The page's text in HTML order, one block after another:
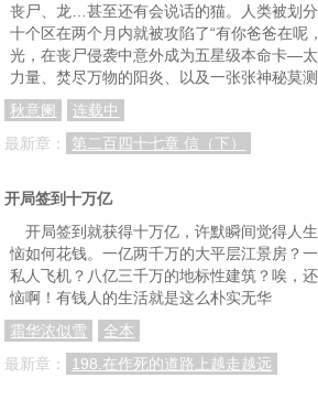
丧尸、龙…甚至还有会说话的猫。人类被划
十个区在两个月内就被攻陷了“有你爸爸在呢
光，在丧尸侵袭中意外成为五星级本命卡—
力量、焚尽万物的阳炎、以及一张张神秘莫
秋意阑
连载中
最新章：
第二百四十七章 信（下）
开局签到十万亿
开局签到就获得十万亿，许默瞬间觉得人
恼如何花钱。一亿两千万的大平层江景房？
私人飞机？八亿三千万的地标性建筑？唉，
恼啊！有钱人的生活就是这么朴实无华
霜华浓似雪
全本
最新章：
198.在作死的道路上越走越远